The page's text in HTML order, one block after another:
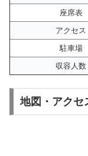
座席表
アクセス
駐車場
収容人数
地図・アクセ